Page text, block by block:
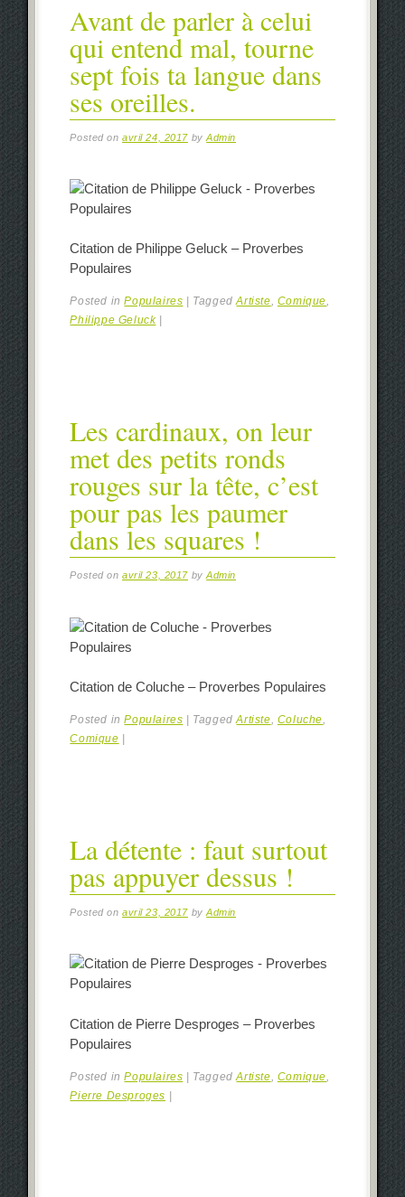
Avant de parler à celui
qui entend mal, tourne
sept fois ta langue dans
ses oreilles.
Posted onavril 24, 2017 byAdmin
Citation de Philippe Geluck – Proverbes
Populaires
Posted inPopulaires TaggedArtiste, Comique,
Philippe Geluck
Les cardinaux, on leur
met des petits ronds
rouges sur la tête, c’est
pour pas les paumer
dans les squares !
Posted onavril 23, 2017 byAdmin
Citation de Coluche – Proverbes Populaires
Posted inPopulaires TaggedArtiste, Coluche,
Comique
La détente : faut surtout
pas appuyer dessus !
Posted onavril 23, 2017 byAdmin
Citation de Pierre Desproges – Proverbes
Populaires
Posted inPopulaires TaggedArtiste, Comique,
Pierre Desproges